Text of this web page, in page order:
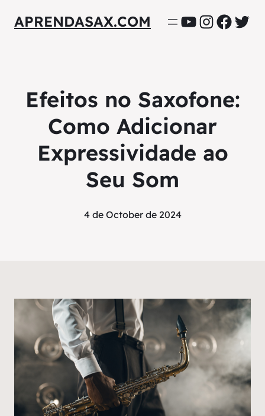
APRENDASAX.COM YouTube
Efeitos no Saxofone:
Como Adicionar
Expressividade ao
Seu Som
4 de October de 2024